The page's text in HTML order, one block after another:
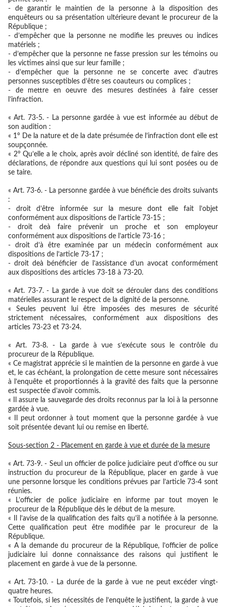
- de garantir le maintien de la personne à la disposition des
enquêteurs ou sa présentation ultérieure devant le procureur de la
République ;
- d’empêcher que la personne ne modifie les preuves ou indices
matériels ;
- d’empêcher que la personne ne fasse pression sur les témoins ou
les victimes ainsi que sur leur famille ;
- d’empêcher que la personne ne se concerte avec d’autres
personnes susceptibles d’être ses coauteurs ou complices ;
- de mettre en oeuvre des mesures destinées à faire cesser
l’infraction.
« Art. 73-5. - La personne gardée à vue est informée au début de
son audition :
« 1° De la nature et de la date présumée de l’infraction dont elle est
soupçonnée.
« 2° Qu’elle a le choix, après avoir décliné son identité, de faire des
déclarations, de répondre aux questions qui lui sont posées ou de
se taire.
« Art. 73-6. - La personne gardée à vue bénéficie des droits suivants
:
- droit d’être informée sur la mesure dont elle fait l’objet
conformément aux dispositions de l’article 73-15 ;
- droit deà faire prévenir un proche et son employeur
conformément aux dispositions de l’article 73-16 ;
- droit d’à être examinée par un médecin conformément aux
dispositions de l’article 73-17 ;
- droit deà bénéficier de l’assistance d’un avocat conformément
aux dispositions des articles 73-18 à 73-20.
« Art. 73-7. - La garde à vue doit se dérouler dans des conditions
matérielles assurant le respect de la dignité de la personne.
« Seules peuvent lui être imposées des mesures de sécurité
strictement nécessaires, conformément aux dispositions des
articles 73-23 et 73-24.
« Art. 73-8. - La garde à vue s’exécute sous le contrôle du
procureur de la République.
« Ce magistrat apprécie si le maintien de la personne en garde à vue
et, le cas échéant, la prolongation de cette mesure sont nécessaires
à l’enquête et proportionnés à la gravité des faits que la personne
est suspectée d’avoir commis.
« Il assure la sauvegarde des droits reconnus par la loi à la personne
gardée à vue.
« Il peut ordonner à tout moment que la personne gardée à vue
soit présentée devant lui ou remise en liberté.
Sous-section 2 - Placement en garde à vue et durée de la mesure
« Art. 73-9. - Seul un officier de police judiciaire peut d’office ou sur
instruction du procureur de la République, placer en garde à vue
une personne lorsque les conditions prévues par l’article 73-4 sont
réunies.
« L’officier de police judiciaire en informe par tout moyen le
procureur de la République dès le début de la mesure.
« Il l’avise de la qualification des faits qu’il a notifiée à la personne.
Cette qualification peut être modifiée par le procureur de la
République.
« A la demande du procureur de la République, l’officier de police
judiciaire lui donne connaissance des raisons qui justifient le
placement en garde à vue de la personne.
« Art. 73-10. - La durée de la garde à vue ne peut excéder vingt-
quatre heures.
« Toutefois, si les nécessités de l’enquête le justifient, la garde à vue